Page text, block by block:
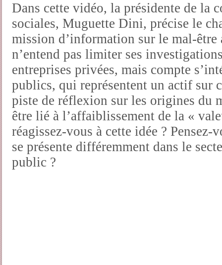
Dans cette vidéo, la présidente de la
sociales, Muguette Dini, précise le
mission d’information sur le mal-
n’entend pas limiter ses
entreprises privées, mais compte
publics, qui représentent un actif sur
piste de réflexion sur les origines du
être lié à l’affaiblissement de la «
réagissez-vous à cette idée ?
se présente différemment dans le
public ?